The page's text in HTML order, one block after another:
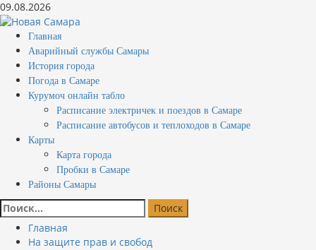
Перейти
к
содержимому
09.08.2026
Основное
меню
Главная
Аварийный службы Самары
История города
Погода в Самаре
Курумоч онлайн табло
Расписание электричек и поездов в Самаре
Расписание автобусов и теплоходов в Самаре
Карты
Карта города
Пробки в Самаре
Районы Самары
Найти:
Главная
На защите прав и свобод